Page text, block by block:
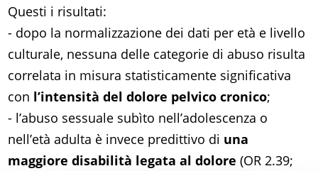
Questi i risultati:
- dopo la normalizzazione dei dati per età e livello
culturale, nessuna delle categorie di abuso risulta
correlata in misura statisticamente significativa
con l’intensità del dolore pelvico cronico;
- l’abuso sessuale subìto nell’adolescenza o
nell’età adulta è invece predittivo di una
maggiore disabilità legata al dolore (OR 2.39;